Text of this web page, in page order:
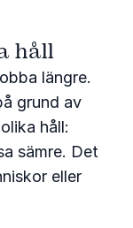
håll
längre.
grund av
håll:
sämre. Det
eller